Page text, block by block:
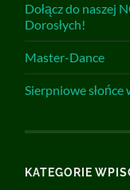
Dołącz do naszej
Dorosłych!
Master-Dance
Sierpniowe słońce
KATEGORIE